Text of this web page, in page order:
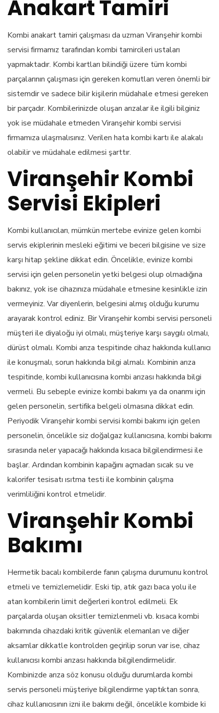
Anakart Tamiri
Kombi anakart tamiri çalışması da uzman Viranşehir kombi
servisi firmamız tarafından kombi tamircileri ustaları
yapmaktadır. Kombi kartları bilindiği üzere tüm kombi
parçalarının çalışması için gereken komutları veren önemli bir
sistemdir ve sadece bilir kişilerin müdahale etmesi gereken
bir parçadır. Kombilerinizde oluşan arızalar ile ilgili bilginiz
yok ise müdahale etmeden Viranşehir kombi servisi
firmamıza ulaşmalısınız. Verilen hata kombi kartı ile alakalı
olabilir ve müdahale edilmesi şarttır.
Viranşehir Kombi
Servisi Ekipleri
Kombi kullanıcıları, mümkün mertebe evinize gelen kombi
servis ekiplerinin mesleki eğitimi ve beceri bilgisine ve size
karşı hitap şekline dikkat edin. Öncelikle, evinize kombi
servisi için gelen personelin yetki belgesi olup olmadığına
bakınız, yok ise cihazınıza müdahale etmesine kesinlikle izin
vermeyiniz. Var diyenlerin, belgesini almış olduğu kurumu
arayarak kontrol ediniz. Bir Viranşehir kombi servisi personeli
müşteri ile diyaloğu iyi olmalı, müşteriye karşı saygılı olmalı,
dürüst olmalı. Kombi arıza tespitinde cihaz hakkında kullanıcı
ile konuşmalı, sorun hakkında bilgi almalı. Kombinin arıza
tespitinde, kombi kullanıcısına kombi arızası hakkında bilgi
vermeli. Bu sebeple evinize kombi bakımı ya da onarımı için
gelen personelin, sertifika belgeli olmasına dikkat edin.
Periyodik Viranşehir kombi servisi kombi bakımı için gelen
personelin, öncelikle siz doğalgaz kullanıcısına, kombi bakımı
sırasında neler yapacağı hakkında kısaca bilgilendirmesi ile
başlar. Ardından kombinin kapağını açmadan sıcak su ve
kalorifer tesisatı ısıtma testi ile kombinin çalışma
verimliliğini kontrol etmelidir.
Viranşehir Kombi
Bakımı
Hermetik bacalı kombilerde fanın çalışma durumunu kontrol
etmeli ve temizlemelidir. Eski tip, atık gazı baca yolu ile
atan kombilerin limit değerleri kontrol edilmeli. Ek
parçalarda oluşan oksitler temizlenmeli vb. kısaca kombi
bakımında cihazdaki kritik güvenlik elemanları ve diğer
aksamlar dikkatle kontrolden geçirilip sorun var ise, cihaz
kullanıcısı kombi arızası hakkında bilgilendirmelidir.
Kombinizde arıza söz konusu olduğu durumlarda kombi
servis personeli müşteriye bilgilendirme yaptıktan sonra,
cihaz kullanıcısının izni ile bakımı değil, öncelikle kombide ki